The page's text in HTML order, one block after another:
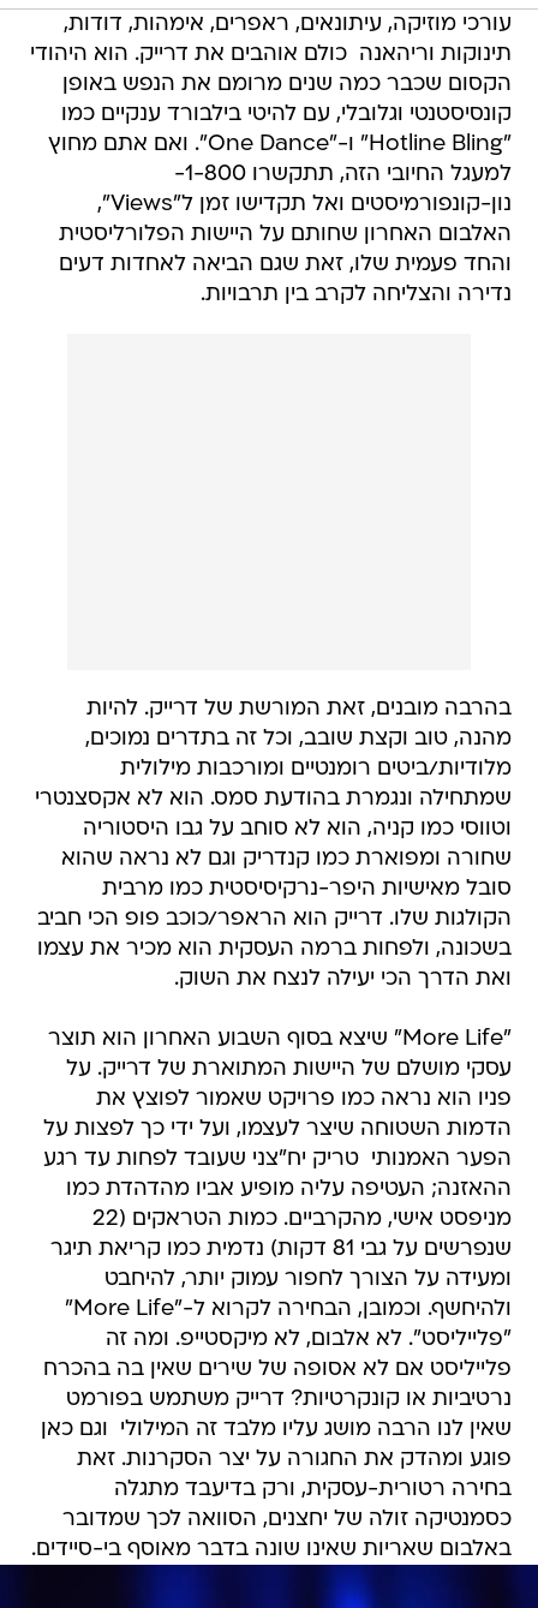
עורכי מוזיקה, עיתונאים, ראפרים, אימהות, דודות,
תינוקות וריהאנה  כולם אוהבים את דרייק. הוא היהודי
הקסום שכבר כמה שנים מרומם את הנפש באופן
קונסיסטנטי וגלובלי, עם להיטי בילבורד ענקיים כמו
"Hotline Bling" ו-"One Dance". ואם אתם מחוץ
למעגל החיובי הזה, תתקשרו 1-800-
נון-קונפורמיסטים ואל תקדישו זמן ל"Views",
האלבום האחרון שחותם על היישות הפלורליסטית
והחד פעמית שלו, זאת שגם הביאה לאחדות דעים
נדירה והצליחה לקרב בין תרבויות.
בהרבה מובנים, זאת המורשת של דרייק. להיות
מהנה, טוב וקצת שובב, וכל זה בתדרים נמוכים,
מלודיות/ביטים רומנטיים ומורכבות מילולית
שמתחילה ונגמרת בהודעת סמס. הוא לא אקסצנטרי
וטווסי כמו קניה, הוא לא סוחב על גבו היסטוריה
שחורה ומפוארת כמו קנדריק וגם לא נראה שהוא
סובל מאישיות היפר-נרקיסיסטית כמו מרבית
הקולגות שלו. דרייק הוא הראפר/כוכב פופ הכי חביב
בשכונה, ולפחות ברמה העסקית הוא מכיר את עצמו
ואת הדרך הכי יעילה לנצח את השוק.
"More Life" שיצא בסוף השבוע האחרון הוא תוצר
עסקי מושלם של היישות המתוארת של דרייק. על
פניו הוא נראה כמו פרויקט שאמור לפוצץ את
הדמות השטוחה שיצר לעצמו, ועל ידי כך לפצות על
הפער האמנותי  טריק יח"צני שעובד לפחות עד רגע
ההאזנה; העטיפה עליה מופיע אביו מהדהדת כמו
מניפסט אישי, מהקרביים. כמות הטראקים (22
שנפרשים על גבי 81 דקות) נדמית כמו קריאת תיגר
ומעידה על הצורך לחפור עמוק יותר, להיחבט
ולהיחשף. וכמובן, הבחירה לקרוא ל-"More Life"
"פלייליסט". לא אלבום, לא מיקסטייפ. ומה זה
פלייליסט אם לא אסופה של שירים שאין בה בהכרח
נרטיביות או קונקרטיות? דרייק משתמש בפורמט
שאין לנו הרבה מושג עליו מלבד זה המילולי  וגם כאן
פוגע ומהדק את החגורה על יצר הסקרנות. זאת
בחירה רטורית-עסקית, ורק בדיעבד מתגלה
כסמנטיקה זולה של יחצנים, הסוואה לכך שמדובר
באלבום שאריות שאינו שונה בדבר מאוסף בי-סיידים.